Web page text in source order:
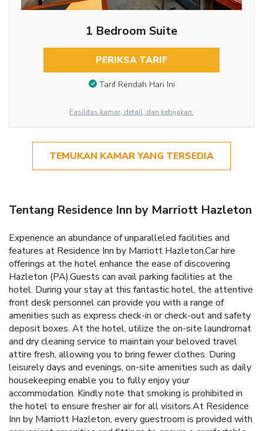
1 Bedroom Suite
PERIKSA TARIF
Tarif Rendah Hari Ini
Fasilitas kamar, detail, dan kebijakan.
TEMUKAN KAMAR YANG TERSEDIA
Tentang Residence Inn by Marriott Hazleton
Experience an abundance of unparalleled facilities and
features at Residence Inn by Marriott Hazleton.Car hire
offerings at the hotel enhance the ease of discovering
Hazleton (PA).Guests can avail parking facilities at the
hotel. During your stay at this fantastic hotel, the attentive
front desk personnel can provide you with a range of
amenities such as express check-in or check-out and safety
deposit boxes. At the hotel, utilize the on-site laundromat
and dry cleaning service to maintain your beloved travel
attire fresh, allowing you to bring fewer clothes. During
leisurely days and evenings, on-site amenities such as daily
housekeeping enable you to fully enjoy your
accommodation. Kindly note that smoking is prohibited in
the hotel to ensure fresher air for all visitors.At Residence
Inn by Marriott Hazleton, every guestroom is provided with